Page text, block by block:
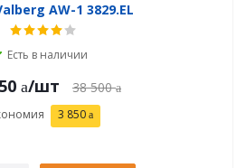
AW-1 3829.EL
Есть в наличии
/шт 38 500
3 850